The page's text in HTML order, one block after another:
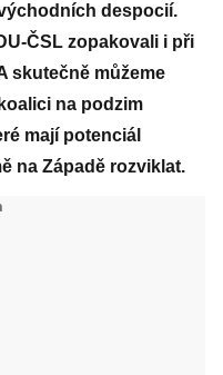
despocií.
ČSL zopakovali i při
skutečně můžeme
na podzim
mají potenciál
na Západě rozviklat.